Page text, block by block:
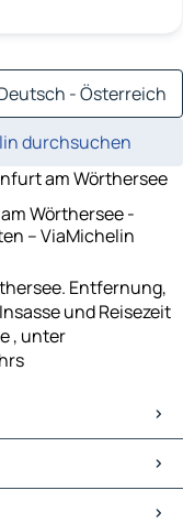
- Österreich
durchsuchen
am Wörthersee
Wörthersee -
– ViaMichelin
Entfernung,
und Reisezeit
, unter
- Villach